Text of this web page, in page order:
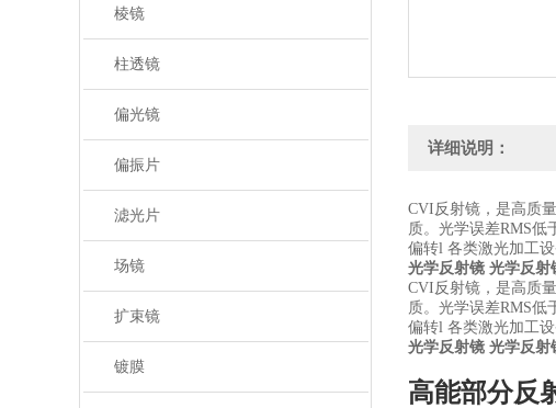
棱镜
柱透镜
偏光镜
偏振片
滤光片
场镜
扩束镜
镀膜
详细说明：
CVI反射镜，是高质
质。光学误差RMS低
偏转l 各类激光加工
光学反射镜 光学反射
CVI反射镜，是高质
质。光学误差RMS低
偏转l 各类激光加工
光学反射镜 光学反射
高能部分反